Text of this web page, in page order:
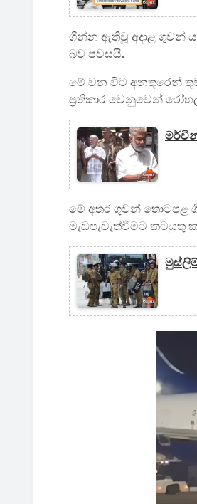
ගින්න ඇතිවූ අදාළ ගුවන්
බව පවසයි.
මේ වන විට අනතුරෙන්
ප්‍රතිකාර වෙනුවෙන්
මේ අතර ගුවන් තොටුපළ
මැඩපැවැත්වීමට කටයුතු